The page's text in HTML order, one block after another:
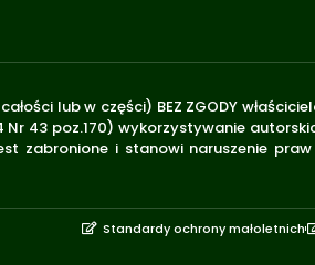
lub w części) BEZ ZGODY
Nr 43 poz.170) wykorzystywanie
zabronione i stanowi naruszenie
Standardy ochrony małoletnich